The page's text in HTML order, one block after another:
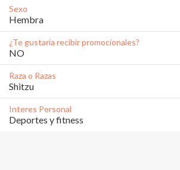
Sexo
Hembra
¿Te gustaría recibir promocionales?
NO
Raza o Razas
Shitzu
Interes Personal
Deportes y fitness